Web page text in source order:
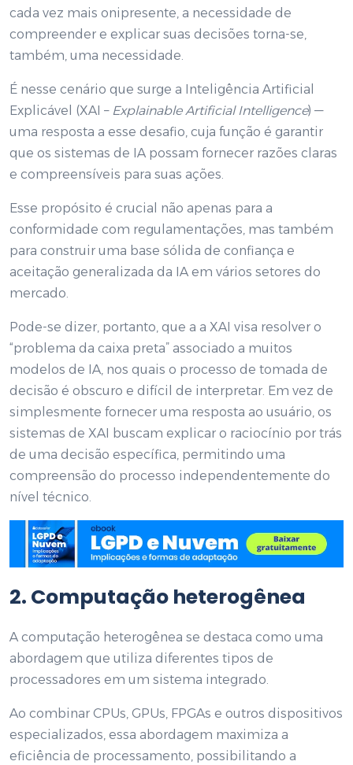
cada vez mais onipresente, a necessidade de
compreender e explicar suas decisões torna-se,
também, uma necessidade.
É nesse cenário que surge a Inteligência Artificial
Explicável (XAI – Explainable Artificial Intelligence) —
uma resposta a esse desafio, cuja função é garantir
que os sistemas de IA possam fornecer razões claras
e compreensíveis para suas ações.
Esse propósito é crucial não apenas para a
conformidade com regulamentações, mas também
para construir uma base sólida de confiança e
aceitação generalizada da IA em vários setores do
mercado.
Pode-se dizer, portanto, que a a XAI visa resolver o
“problema da caixa preta” associado a muitos
modelos de IA, nos quais o processo de tomada de
decisão é obscuro e difícil de interpretar. Em vez de
simplesmente fornecer uma resposta ao usuário, os
sistemas de XAI buscam explicar o raciocínio por trás
de uma decisão específica, permitindo uma
compreensão do processo independentemente do
nível técnico.
2. Computação heterogênea
A computação heterogênea se destaca como uma
abordagem que utiliza diferentes tipos de
processadores em um sistema integrado.
Ao combinar CPUs, GPUs, FPGAs e outros dispositivos
especializados, essa abordagem maximiza a
eficiência de processamento, possibilitando a